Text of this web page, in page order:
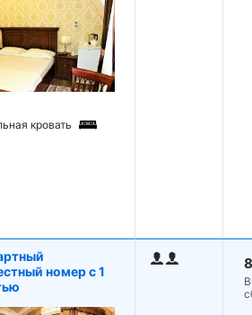
кровать
номер с 1